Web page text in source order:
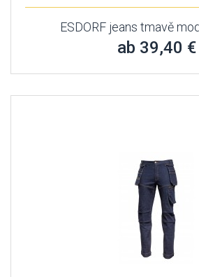
ESDORF jeans tmavě
ab 39,40 €